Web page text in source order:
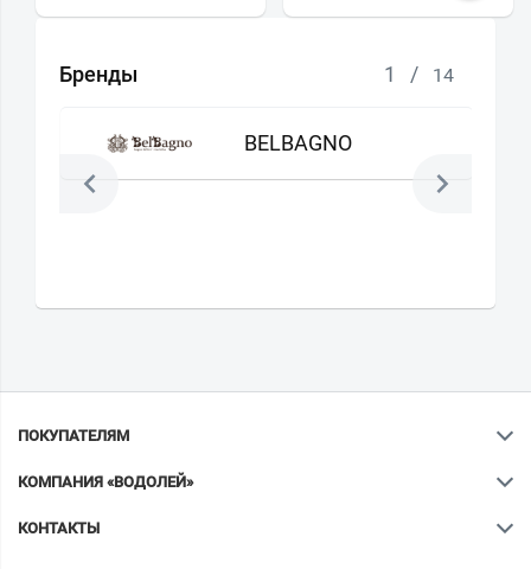
Бренды 1 / 14
BELBAGNO
ПОКУПАТЕЛЯМ
КОМПАНИЯ «ВОДОЛЕЙ»
КОНТАКТЫ